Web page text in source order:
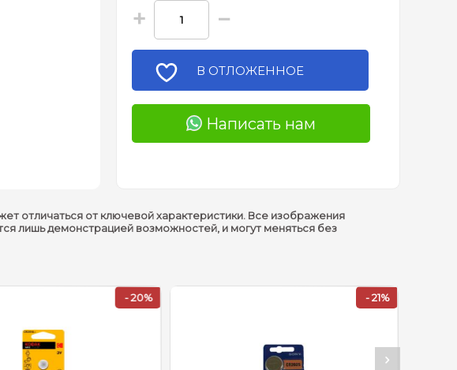
+ −
В ОТЛОЖЕННОЕ
Написать нам
отличаться от ключевой характеристики. Все изображения
лишь демонстрацией возможностей, и могут меняться без
- 20% - 21%